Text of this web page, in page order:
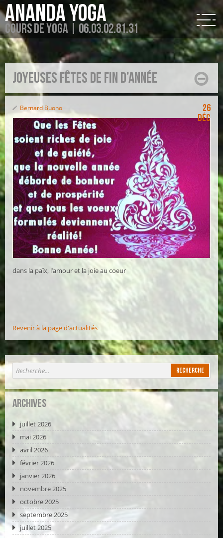
Ananda Yoga
Cours de Yoga | 06.03.02.81.31
joyeuses fêtes de fin d’année
Bernard Buono
26
Déc
dans la paîx, l’amour et la joie au coeur
Revenir à la page d'actualités
Archives
juillet 2026
mai 2026
avril 2026
février 2026
janvier 2026
novembre 2025
octobre 2025
septembre 2025
juillet 2025